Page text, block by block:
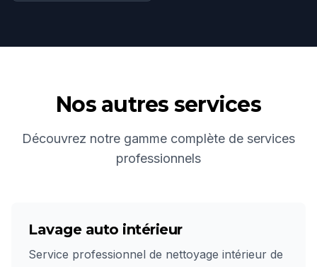
Nos autres services
Découvrez notre gamme complète de services
professionnels
Lavage auto intérieur
Service professionnel de nettoyage intérieur de